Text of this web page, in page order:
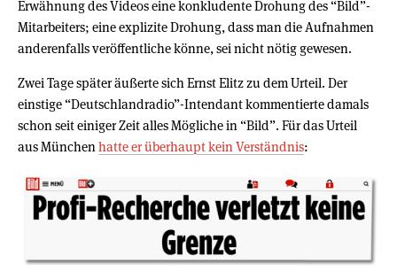
Erwähnung des Videos eine konkludente Drohung des “Bild”-
Mitarbeiters; eine explizite Drohung, dass man die Aufnahmen
anderenfalls veröffentliche könne, sei nicht nötig gewesen.
Zwei Tage später äußerte sich Ernst Elitz zu dem Urteil. Der
einstige “Deutschlandradio”-Intendant kommentierte damals
schon seit einiger Zeit alles Mögliche in “Bild”. Für das Urteil
aus Münchenhatte er überhaupt kein Verständnis: